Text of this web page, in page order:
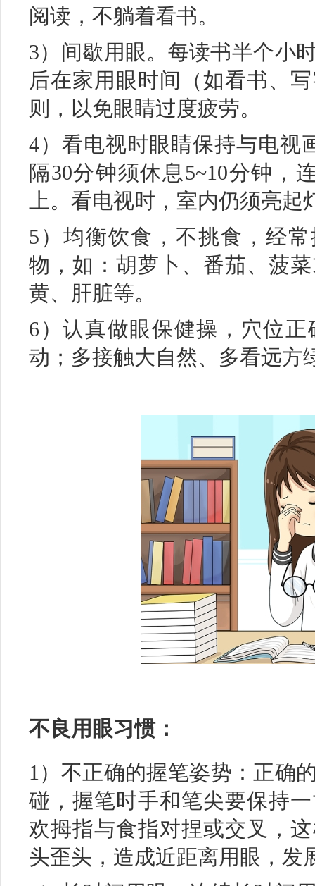
阅读，不躺着看书。
3）间歇用眼。每读书半个小
后在家用眼时间（如看书、
则，以免眼睛过度疲劳。
4）看电视时眼睛保持与电视
隔30分钟须休息5~10分钟，
上。看电视时，室内仍须亮起
5）均衡饮食，不挑食，经
物，如：胡萝卜、番茄、菠
黄、肝脏等。
6）认真做眼保健操，穴位
动；多接触大自然、多看远方
不良用眼习惯：
1）不正确的握笔姿势：正确
碰，握笔时手和笔尖要保持
欢拇指与食指对捏或交叉，
头歪头，造成近距离用眼，发